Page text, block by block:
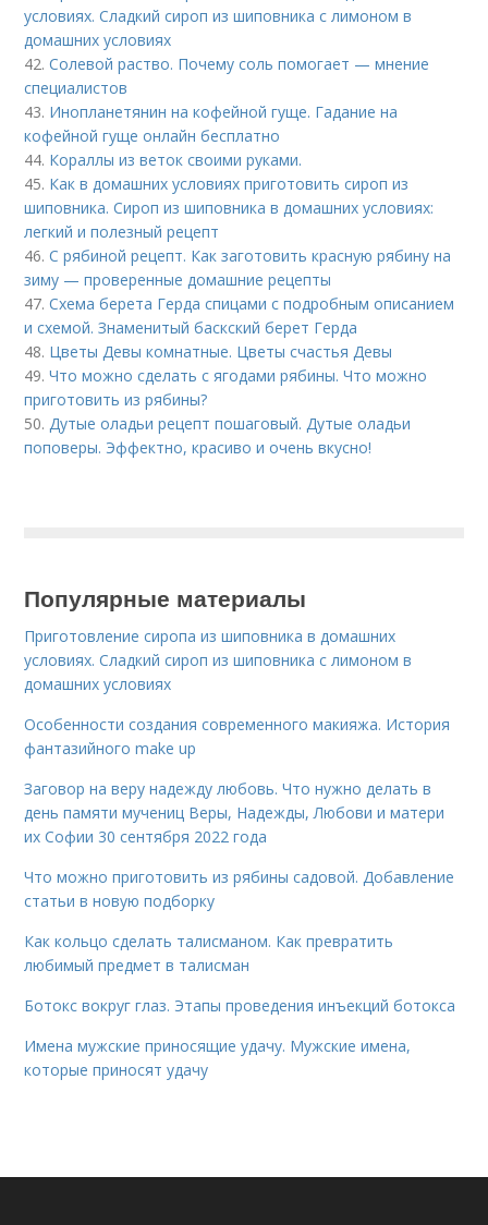
условиях. Сладкий сироп из шиповника с лимоном в
домашних условиях
42.Солевой раство. Почему соль помогает — мнение
специалистов
43. Инопланетянин на кофейной гуще. Гадание на
кофейной гуще онлайн бесплатно
44. Кораллы из веток своими руками.
45. Как в домашних условиях приготовить сироп из
шиповника. Сироп из шиповника в домашних условиях:
легкий и полезный рецепт
46.С рябиной рецепт. Как заготовить красную рябину на
зиму — проверенные домашние рецепты
47.Схема берета Герда спицами с подробным описанием
и схемой. Знаменитый баскский берет Герда
48. Цветы Девы комнатные. Цветы счастья Девы
49.Что можно сделать с ягодами рябины. Что можно
приготовить из рябины?
50.Дутые оладьи рецепт пошаговый. Дутые оладьи
поповеры. Эффектно, красиво и очень вкусно!
Популярные материалы
Приготовление сиропа из шиповника в домашних
условиях. Сладкий сироп из шиповника с лимоном в
домашних условиях
Особенности создания современного макияжа. История
фантазийного make up
Заговор на веру надежду любовь. Что нужно делать в
день памяти мучениц Веры, Надежды, Любови и матери
их Софии 30 сентября 2022 года
Что можно приготовить из рябины садовой. Добавление
статьи в новую подборку
Как кольцо сделать талисманом. Как превратить
любимый предмет в талисман
Ботокс вокруг глаз. Этапы проведения инъекций ботокса
Имена мужские приносящие удачу. Мужские имена,
которые приносят удачу